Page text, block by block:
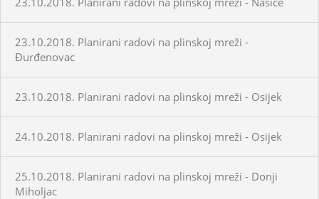
23.10.2018. Planirani radovi na plinskoj mreži -
Đurđenovac
23.10.2018. Planirani radovi na plinskoj mreži - Osijek
24.10.2018. Planirani radovi na plinskoj mreži - Osijek
25.10.2018. Planirani radovi na plinskoj mreži - Donji
Miholjac